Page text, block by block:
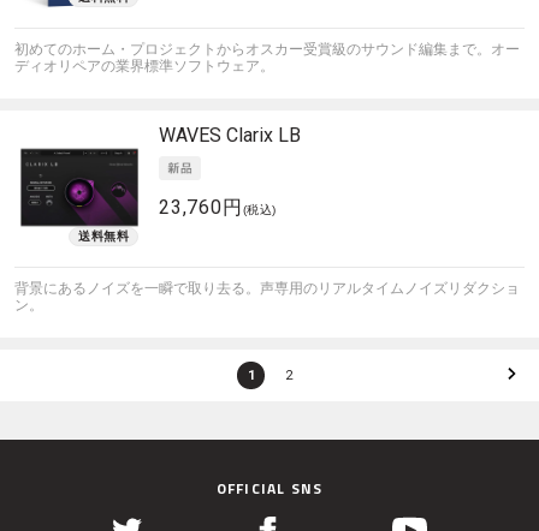
初めてのホーム・プロジェクトからオスカー受賞級のサウンド編集まで。オー
ディオリペアの業界標準ソフトウェア。
WAVES Clarix LB
23,760円 (税込)
背景にあるノイズを一瞬で取り去る。声専用のリアルタイムノイズリダクショ
ン。
1 2
OFFICIAL SNS